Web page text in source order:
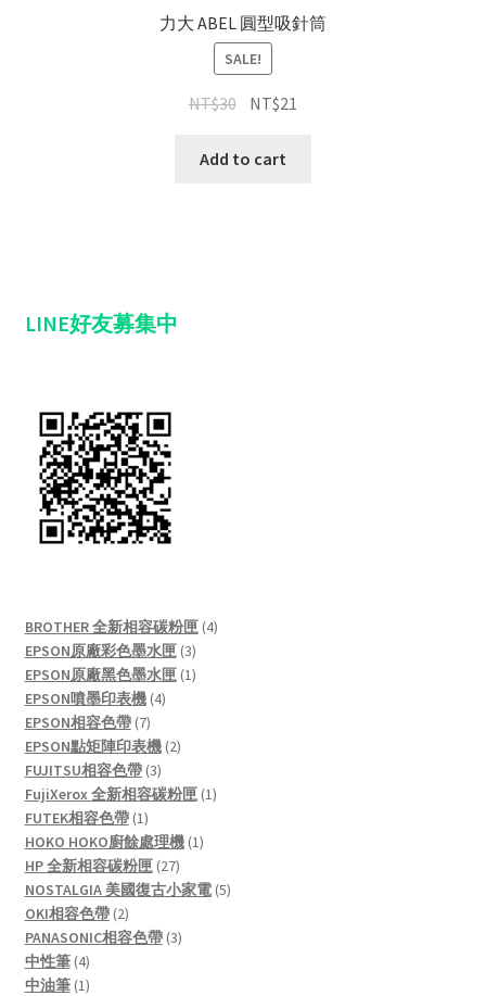
力大 ABEL 圓型吸針筒
SALE!
NT$30 NT$21
Add to cart
LINE好友募集中
BROTHER 全新相容碳粉匣 44
EPSON原廠彩色墨水匣 33
products
EPSON原廠黑色墨水匣 11
EPSON噴墨印表機 44
EPSON相容色帶 77
products
EPSON點矩陣印表機 22
FUJITSU相容色帶 33
products
FujiXerox 全新相容碳粉匣 11
FUTEK相容色帶 11
product
HOKO HOKO廚餘處理機 11
HP 全新相容碳粉匣 2727
products
NOSTALGIA 美國復古小家電 55
OKI相容色帶 22
products
PANASONIC相容色帶 33
中性筆 44
products
中油筆 11